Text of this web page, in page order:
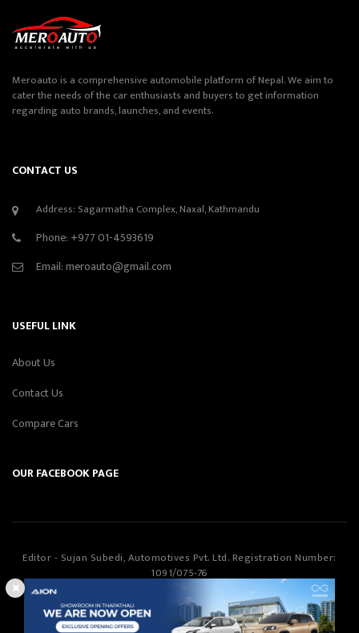
Meroauto is a comprehensive automobile platform of Nepal. We aim to
cater the needs of the car enthusiasts and buyers to get information
regarding auto brands, launches, and events.
CONTACT US
Address: Sagarmatha Complex, Naxal, Kathmandu
Phone: +977 01-4593619
Email:meroauto@gmail.com
USEFUL LINK
About Us
Contact Us
Compare Cars
OUR FACEBOOK PAGE
Editor - Sujan Subedi, Automotives Pvt. Ltd. Registration Number:
1091/075-76
©Copyright2026Automotives Pvt. LtdAll Rights Reserved.
Designed & Developed by
Smartway Learning Technologies